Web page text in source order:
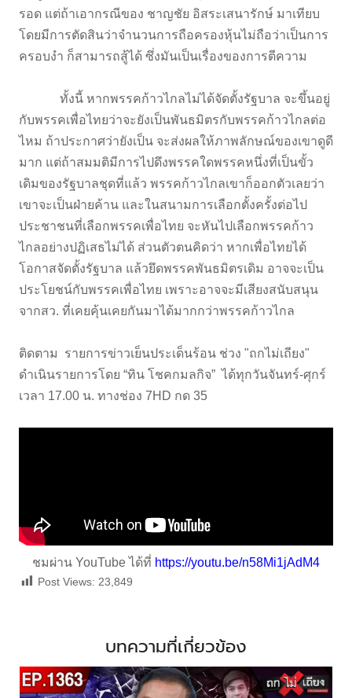
รอด แต่ถ้าเอากรณีของ ชาญชัย อิสระเสนารักษ์ มาเทียบ
โดยมีการตัดสินว่าจำนวนการถือครองหุ้นไม่ถือว่าเป็นการ
ครอบงำ ก็สามารถสู้ได้ ซึ่งมันเป็นเรื่องของการตีความ
ทั้งนี้ หากพรรคก้าวไกลไม่ได้จัดตั้งรัฐบาล จะขึ้นอยู่
กับพรรคเพื่อไทยว่าจะยังเป็นพันธมิตรกับพรรคก้าวไกลต่อ
ไหม ถ้าประกาศว่ายังเป็น จะส่งผลให้ภาพลักษณ์ของเขาดูดี
มาก แต่ถ้าสมมติมีการไปดึงพรรคใดพรรคหนึ่งที่เป็นขั้ว
เดิมของรัฐบาลชุดที่แล้ว พรรคก้าวไกลเขาก็ออกตัวเลยว่า
เขาจะเป็นฝ่ายค้าน และในสนามการเลือกตั้งครั้งต่อไป
ประชาชนที่เลือกพรรคเพื่อไทย จะหันไปเลือกพรรคก้าว
ไกลอย่างปฏิเสธไม่ได้ ส่วนตัวตนคิดว่า หากเพื่อไทยได้
โอกาสจัดตั้งรัฐบาล แล้วยึดพรรคพันธมิตรเดิม อาจจะเป็น
ประโยชน์กับพรรคเพื่อไทย เพราะอาจจะมีเสียงสนับสนุน
จากสว. ที่เคยคุ้นเคยกันมาได้มากกว่าพรรคก้าวไกล
ติดตาม รายการข่าวเย็นประเด็นร้อน ช่วง "ถกไม่เถียง"
ดำเนินรายการโดย “ทิน โชคกมลกิจ” ได้ทุกวันจันทร์-ศุกร์
เวลา 17.00 น. ทางช่อง 7HD กด 35
ชมผ่าน YouTube ได้ที่ https://youtu.be/n58Mi1jAdM4
Post Views: 23,849
บทความที่เกี่ยวข้อง